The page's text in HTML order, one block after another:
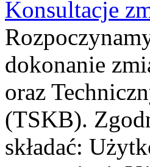
Konsultacje
dokonanie
oraz
(TSKB).
składać: